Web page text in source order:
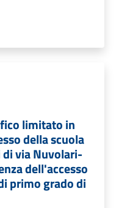
limitato in
della scuola
via Nuvolari-
dell'accesso
primo grado di